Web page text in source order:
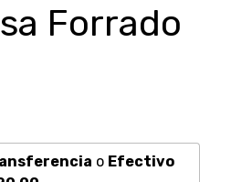
Forrado
o Efectivo